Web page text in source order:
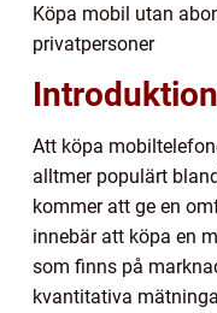
Köpa mobil utan
privatpersoner
Att köpa
alltmer populärt
kommer att ge en
innebär att köpa en
som finns på
kvantitativa